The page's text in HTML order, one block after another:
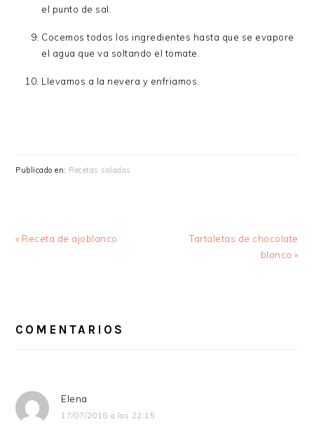
el punto de sal.
Cocemos todos los ingredientes hasta que se evapore
el agua que va soltando el tomate.
Llevamos a la nevera y enfriamos.
Publicado en: Recetas saladas
Entrada
« Receta de ajoblanco
Siguiente
Tartaletas de chocolate
blanco »
CON
COMENTARIOS
Elena
17/07/2018 a las 22:15